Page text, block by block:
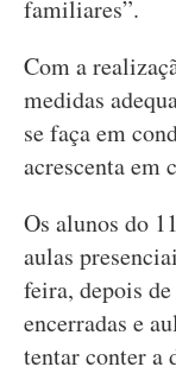
familiares”.
Com a
medidas
se faça em
acrescenta em
Os alunos do
aulas
feira, depois
encerradas e
tentar conter a